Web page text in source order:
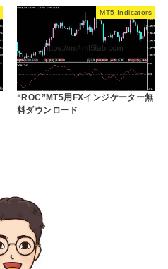
MT5 Indicators
“ROC”MT5用FXインジケーター無
料ダウンロード